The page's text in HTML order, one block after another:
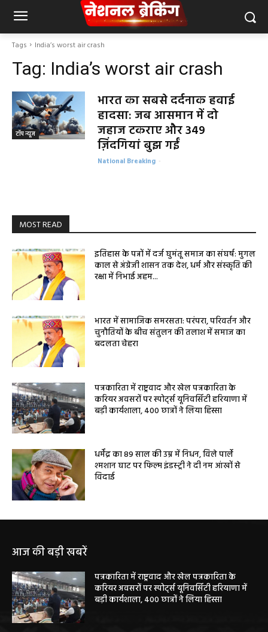
Tags India’s worst air crash
Tag: India’s worst air crash
टॉप न्यूज
भारत का सबसे दर्दनाक हवाई
हादसा: जब आसमान में दो
जहाज टकराए और 349
ज़िंदगियां बुझ गईं
National Breaking -
MOST READ
इतिहास के पन्नों में दर्ज घुमंतू समाज का संघर्ष: मुगल
काल से अंग्रेजी शासन तक देश, धर्म और संस्कृति की
रक्षा में निभाई अहम...
भारत में सामाजिक समरसता: परंपरा, परिवर्तन और
चुनौतियों के बीच संतुलन की तलाश में समाज का
बदलता चेहरा
पत्रकारिता में राष्ट्रवाद और खेल पत्रकारिता के
करियर अवसरों पर स्पोर्ट्स यूनिवर्सिटी हरियाणा में
बड़ी कार्यशाला, 400 छात्रों ने लिया हिस्सा
धर्मेंद्र का 89 साल की उम्र में निधन, विले पार्ले
श्मशान घाट पर फिल्म इंडस्ट्री ने दी नम आंखों से
विदाई
आज की बड़ी खबरें
पत्रकारिता में राष्ट्रवाद और खेल पत्रकारिता के
करियर अवसरों पर स्पोर्ट्स यूनिवर्सिटी हरियाणा में
बड़ी कार्यशाला, 400 छात्रों ने लिया हिस्सा